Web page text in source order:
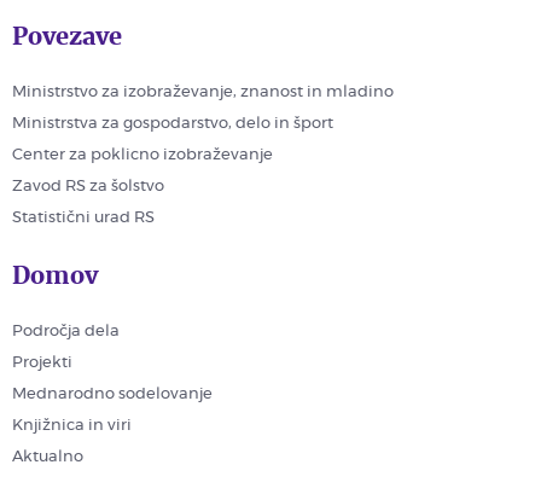
Povezave
Ministrstvo za izobraževanje, znanost in mladino
Ministrstva za gospodarstvo, delo in šport
Center za poklicno izobraževanje
Zavod RS za šolstvo
Statistični urad RS
Domov
Področja dela
Projekti
Mednarodno sodelovanje
Knjižnica in viri
Aktualno